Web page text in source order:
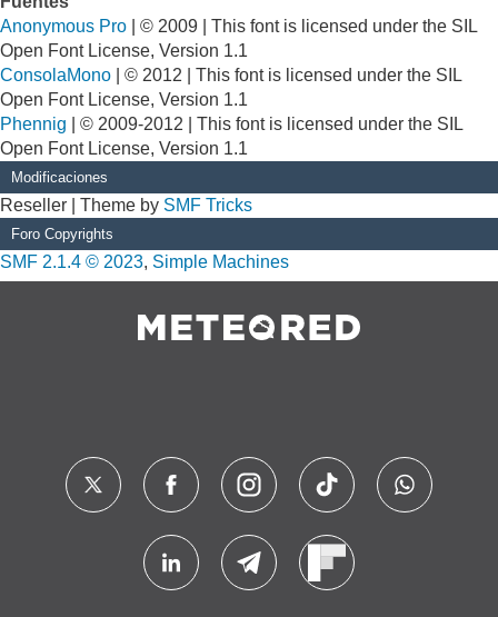
Anonymous Pro | © 2009 | This font is licensed under the SIL
Open Font License, Version 1.1
ConsolaMono | © 2012 | This font is licensed under the SIL
Open Font License, Version 1.1
Phennig | © 2009-2012 | This font is licensed under the SIL
Open Font License, Version 1.1
Modificaciones
Reseller | Theme by SMF Tricks
Foro Copyrights
SMF 2.1.4 © 2023, Simple Machines